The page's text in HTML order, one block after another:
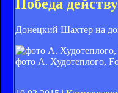
Победа
Донецкий Шахтер на
фото А. Худотеплого,